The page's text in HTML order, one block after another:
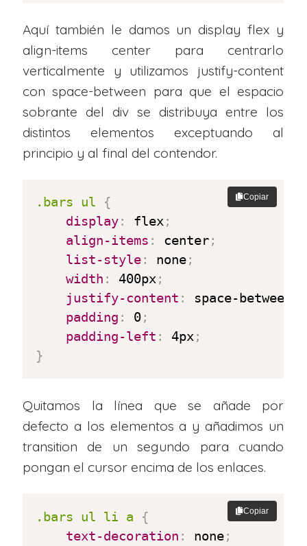
Aquí también le damos un display flex y
align-items center para centrarlo
verticalmente y utilizamos justify-content
con space-between para que el espacio
sobrante del div se distribuya entre los
distintos elementos exceptuando al
principio y al final del contendor.
.bars ul
{
display: flex;
align-items : center;
list-style: none;
width : 400px;
justify-content : space-between
padding : 0;
padding-left : 4px;
}
Copiar
Quitamos la línea que se añade por
defecto a los elementos a y añadimos un
transition de un segundo para cuando
pongan el cursor encima de los enlaces.
.bars ul li a
{
text-decoration : none;
Copiar